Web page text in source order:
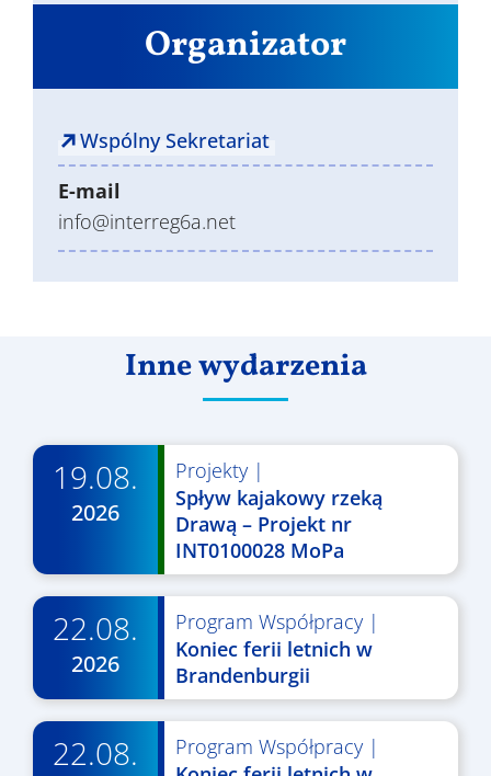
Organizator
Wspólny Sekretariat
E-mail
info@interreg6a.net
Inne wydarzenia
19.08.
2026
Projekty|
Spływ kajakowy rzeką
Drawą – Projekt nr
INT0100028 MoPa
22.08.
2026
Program Współpracy|
Koniec ferii letnich w
Brandenburgii
22.08. Program Współpracy|